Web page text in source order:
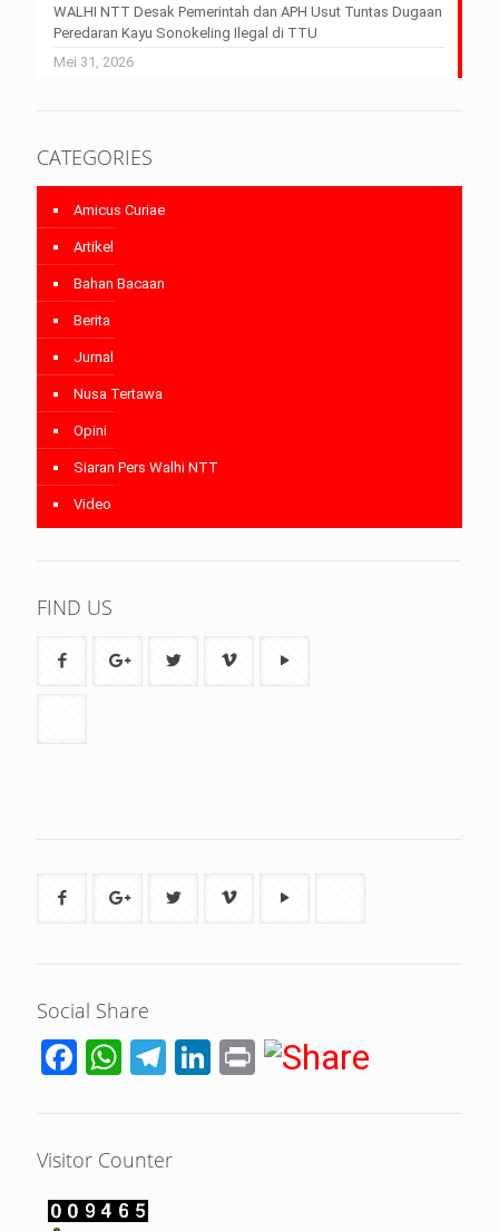
WALHI NTT Desak Pemerintah dan APH Usut Tuntas Dugaan
Peredaran Kayu Sonokeling Ilegal di TTU
Mei 31, 2026
CATEGORIES
Amicus Curiae
Artikel
Bahan Bacaan
Berita
Jurnal
Nusa Tertawa
Opini
Siaran Pers Walhi NTT
Video
FIND US
Social Share
Facebook
WhatsApp
Telegram
LinkedIn
Print
Visitor Counter
Desak